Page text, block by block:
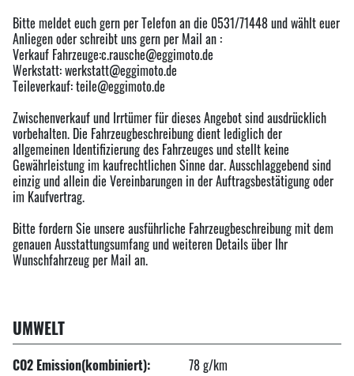
Bitte meldet euch gern per Telefon an die 0531/71448 und wählt euer
Anliegen oder schreibt uns gern per Mail an :
Verkauf Fahrzeuge:c.rausche@eggimoto.de
Werkstatt: werkstatt@eggimoto.de
Teileverkauf: teile@eggimoto.de
Zwischenverkauf und Irrtümer für dieses Angebot sind ausdrücklich
vorbehalten. Die Fahrzeugbeschreibung dient lediglich der
allgemeinen Identifizierung des Fahrzeuges und stellt keine
Gewährleistung im kaufrechtlichen Sinne dar. Ausschlaggebend sind
einzig und allein die Vereinbarungen in der Auftragsbestätigung oder
im Kaufvertrag.
Bitte fordern Sie unsere ausführliche Fahrzeugbeschreibung mit dem
genauen Ausstattungsumfang und weiteren Details über Ihr
Wunschfahrzeug per Mail an.
UMWELT
CO2 Emission(kombiniert): 78 g/km